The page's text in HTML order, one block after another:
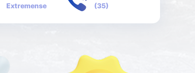
Extremense
(35)